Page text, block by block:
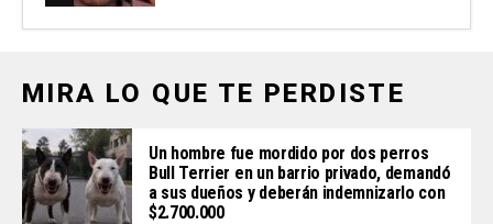
MIRA LO QUE TE PERDISTE
Un hombre fue mordido por dos perros
Bull Terrier en un barrio privado, demandó
a sus dueños y deberán indemnizarlo con
$2.700.000